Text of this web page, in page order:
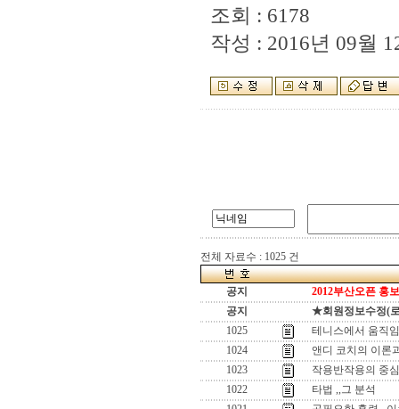
조회 : 6178
작성 : 2016년 09월
전체 자료수 : 1025 건
공지
2012부산오픈 홍
공지
★회원정보수정(
1025
테니스에서 움직
1024
앤디 코치의 이론
1023
작용반작용의 중
1022
타법 ,,그 분석